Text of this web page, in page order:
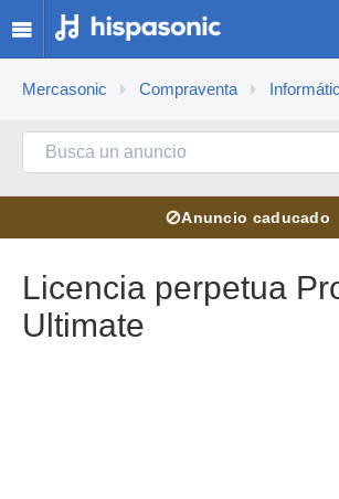
Mercasonic Compraventa
⊘Anuncio caducado
Licencia perpetua
Ultimate